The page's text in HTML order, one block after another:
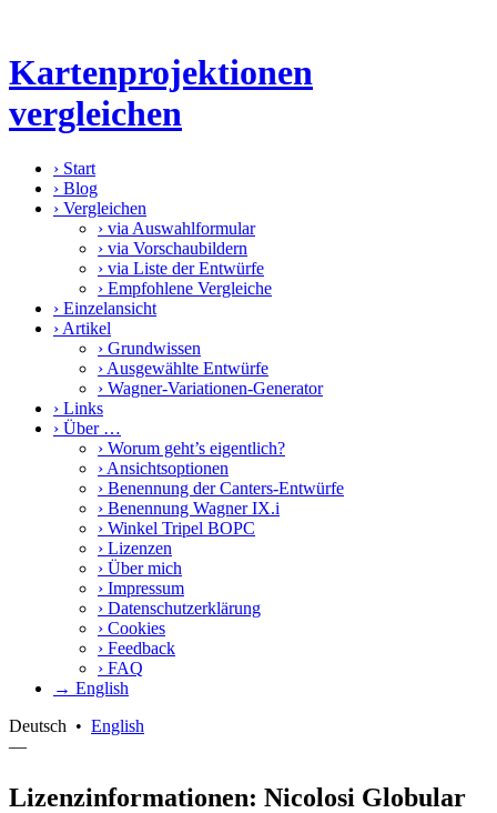
Kartenprojektionen
vergleichen
› Start
› Blog
› Vergleichen
› via Auswahlformular
› via Vorschaubildern
› via Liste der Entwürfe
› Empfohlene Vergleiche
› Einzelansicht
› Artikel
› Grundwissen
› Ausgewählte Entwürfe
› Wagner-Variationen-Generator
› Links
› Über …
› Worum geht’s eigentlich?
› Ansichtsoptionen
› Benennung der Canters-Entwürfe
› Benennung Wagner IX.i
› Winkel Tripel BOPC
› Lizenzen
› Über mich
› Impressum
› Datenschutzerklärung
› Cookies
› Feedback
› FAQ
→ English
Deutsch • English
—
Lizenzinformationen: Nicolosi Globular